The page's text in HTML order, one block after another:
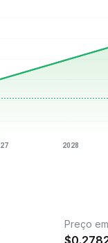
Preço
$